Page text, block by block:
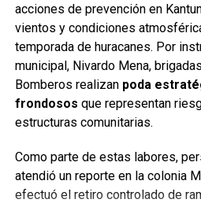
acciones de prevención en
vientos y condiciones
temporada de huracanes. Por
municipal, Nivardo Mena,
Bomberos realizan poda
frondosos que representan
estructuras comunitarias.
Como parte de estas labores,
atendió un reporte en la colonia
efectuó el retiro controlado de